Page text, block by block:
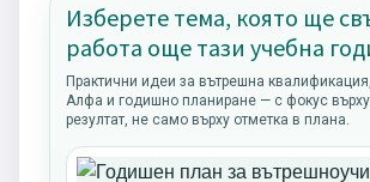
Изберете тема, която ще
работа още тази учебна
Практични идеи за вътрешна
Алфа и годишно планиране — с фокус
резултат, не само върху отметка в плана.